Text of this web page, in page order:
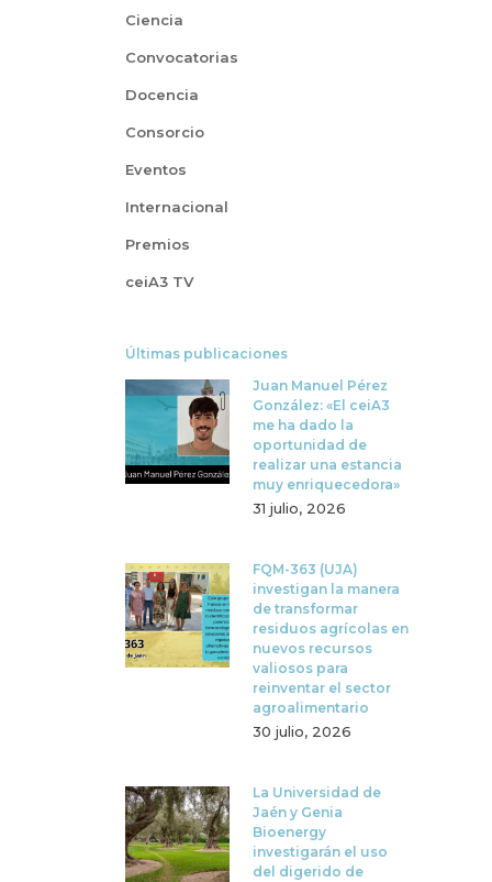
Ciencia
Convocatorias
Docencia
Consorcio
Eventos
Internacional
Premios
ceiA3 TV
Últimas publicaciones
Juan Manuel Pérez
González: «El ceiA3
me ha dado la
oportunidad de
realizar una estancia
muy enriquecedora»
31 julio, 2026
FQM-363 (UJA)
investigan la manera
de transformar
residuos agrícolas en
nuevos recursos
valiosos para
reinventar el sector
agroalimentario
30 julio, 2026
La Universidad de
Jaén y Genia
Bioenergy
investigarán el uso
del digerido de